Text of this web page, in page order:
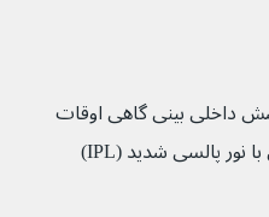
داخلی بینی گاهی اوقات
می‌تواند با لیزر عروقی یا درمان با نور پالسی شدید (IPL)